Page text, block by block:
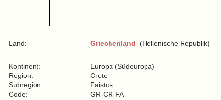
Land: Griechenland (Hellenische Republik)
Kontinent:
Europa (Südeuropa)
Region:
Crete
Subregion:
Faistos
Code:
GR-CR-FA